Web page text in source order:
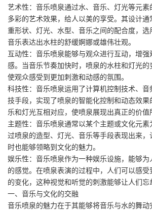
艺术性：音乐喷泉通过水、音乐、灯光等元素
多彩的艺术效果，给人以美的享受。其设计
重形状、灯光、水型、音乐之间的配合度，
音乐表达出水柱的舒缓婀娜或雄伟壮观。
互动性：音乐喷泉能够与观众进行互动，增
感。当音乐节奏加快时，喷泉的水柱和灯光的
使观众感受到更加刺激和动感的氛围。
科技性：音乐喷泉运用了计算机控制技术、
技手段，实现了喷泉的智能化控制和动态效
乐和灯光互相对应，使喷泉展现出真正的价值
主题性：音乐喷泉通常以某个主题或文化元素
过喷泉的造型、灯光、音乐等手段表现出来，
时也能够领略到文化的魅力。
娱乐性：音乐喷泉作为一种娱乐设施，能够
的感觉。在喷泉表演的过程中，人们可以感
的变化，这种视觉和听觉的刺激能够让人们忘
一、音乐与文化的交融
音乐喷泉的魅力在于其能够将音乐与水的舞